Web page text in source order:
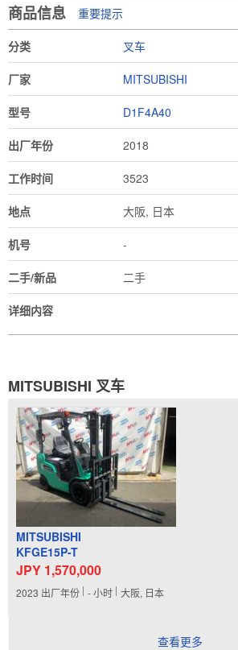
商品信息 重要提示
分类 叉车
厂家 MITSUBISHI
型号 D1F4A40
出厂年份 2018
工作时间 3523
地点 大阪, 日本
机号 -
二手/新品 二手
详细内容
MITSUBISHI 叉车
MITSUBISHI
KFGE15P-T
JPY 1,570,000
2023 出厂年份 -小时 大阪, 日本
查看更多